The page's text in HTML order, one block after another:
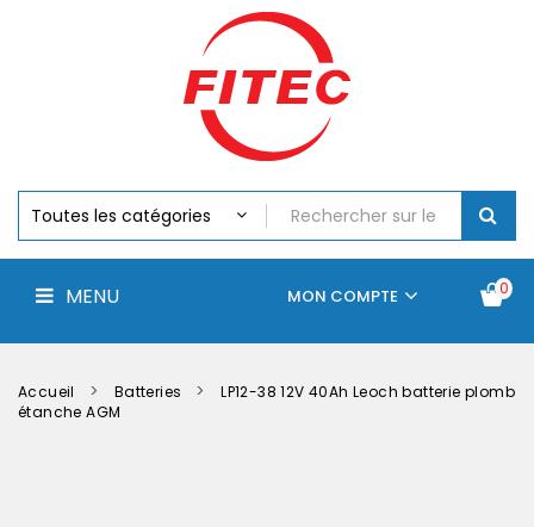
MENU 0
MON COMPTE
Chargeurs
Accus
Perceuse,
Visseuse
Batteries
Accueil Batteries
LP12-38 12V 40Ah Leoch batterie plomb
étanche AGM